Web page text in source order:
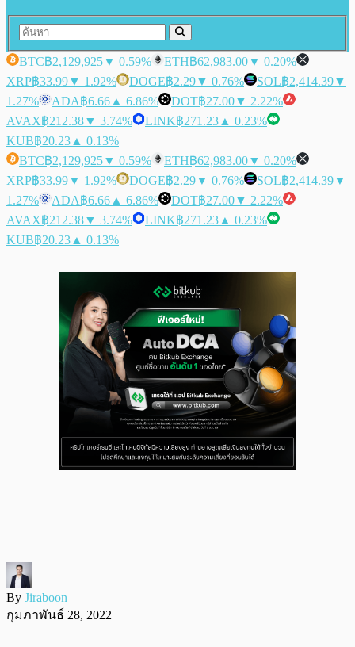
BTC฿2,129,925▼ 0.59% ETH฿62,983.00▼ 0.20%
XRP฿33.99▼ 1.92% DOGE฿2.29▼ 0.76% SOL฿2,414.39▼
1.27%
ADA฿6.66 ▲ 6.86% DOT฿27.00▼ 2.22%
AVAX฿212.38▼ 3.74% LINK฿271.23 ▲ 0.23%
KUB฿20.23 ▲ 0.13%
BTC฿2,129,925▼ 0.59% ETH฿62,983.00▼ 0.20%
XRP฿33.99▼ 1.92% DOGE฿2.29▼ 0.76% SOL฿2,414.39▼
1.27%
ADA฿6.66 ▲ 6.86% DOT฿27.00▼ 2.22%
AVAX฿212.38▼ 3.74% LINK฿271.23 ▲ 0.23%
KUB฿20.23 ▲ 0.13%
By Jiraboon
กุมภาพันธ์ 28, 2022